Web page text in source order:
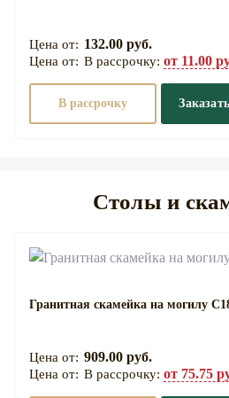
132.00 руб.
В рассрочку: от 11.00
В рассрочку
Столы и
Гранитная скамейка на могилу
909.00 руб.
В рассрочку: от 75.75